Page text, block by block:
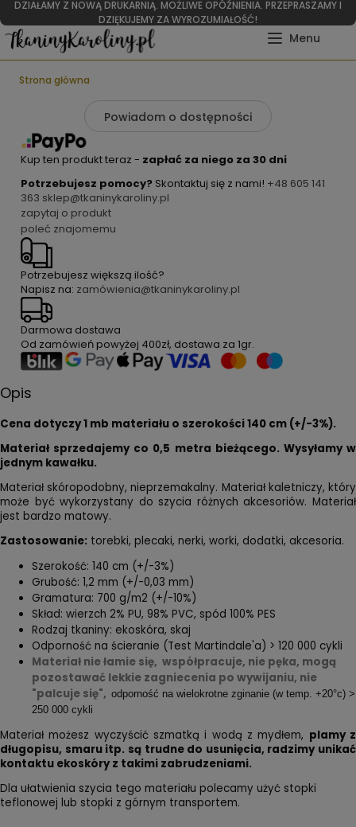
DZIAŁAMY Z NOWĄ DRUKARNIĄ. MOŻLIWE OPÓŹNIENIA. PRZEPRASZAMY I
DZIĘKUJEMY ZA WYROZUMIAŁOŚĆ!
Strona główna
Powiadom o dostępności
Kup ten produkt teraz - zapłać za niego za 30 dni
Potrzebujesz pomocy? Skontaktuj się z nami! +48 605 141
363 sklep@tkaninykaroliny.pl
zapytaj o produkt
poleć znajomemu
Potrzebujesz większą ilość?
Napisz na: zamówienia@tkaninykaroliny.pl
Darmowa dostawa
Od zamówień powyżej 400zł, dostawa za 1gr.
Opis
Cena dotyczy 1 mb materiału o szerokości 140 cm (+/-3%).
Materiał sprzedajemy co 0,5 metra bieżącego. Wysyłamy w
jednym kawałku.
Materiał skóropodobny, nieprzemakalny. Materiał kaletniczy, który
może być wykorzystany do szycia różnych akcesoriów. Materiał
jest bardzo matowy.
Zastosowanie: torebki, plecaki, nerki, worki, dodatki, akcesoria.
Szerokość: 140 cm (+/-3%)
Grubość: 1,2 mm (+/-0,03 mm)
Gramatura: 700 g/m2 (+/-10%)
Skład: wierzch 2% PU, 98% PVC, spód 100% PES
Rodzaj tkaniny: ekoskóra, skaj
Odporność na ścieranie (Test Martindale'a) > 120 000 cykli
Materiał nie łamie się, współpracuje, nie pęka, mogą
pozostawać lekkie zagniecenia po wywijaniu, nie
"palcuje się", odporność na wielokrotne zginanie (w temp. +20°c) >
250 000 cykli
Materiał możesz wyczyścić szmatką i wodą z mydłem, plamy z
długopisu, smaru itp. są trudne do usunięcia, radzimy unikać
kontaktu ekoskóry z takimi zabrudzeniami.
Dla ułatwienia szycia tego materiału polecamy użyć stopki
teflonowej lub stopki z górnym transportem.